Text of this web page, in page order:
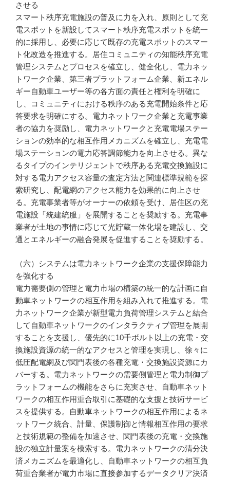
させる
スマート秩序充電施設の普及に力を入れ、原則として充
電スポットを新設してスマート秩序充電スポットを統一
的に採用し、必要に応じて既存の充電スポットのスマー
ト化改造を推進する。居住コミュニティの知能秩序充電
管理システムとプロセスを確立し、健全化し、電力ネッ
トワーク企業、第三者プラットフォーム企業、新エネル
ギー自動車ユーザー等の各方面の責任と権利を明確に
し、コミュニティにおける秩序のある充電開始条件と応
答要求を明確にする。電力ネットワーク企業と充電事業
者の協力を奨励し、電力ネットワークと充電電場ステー
ションの効率的な相互作用メカニズムを確立し、充電電
場ステーションの電力応答調節能力を向上させる。異な
るタイプのインテリジェントで秩序ある充電交換施設に
対する電力アクセス容量の査定方法と関連標準規範を探
索研究し、配電網のアクセス能力を効果的に向上させ
る。充電事業者等がオーナーの依頼を受け、居住区の充
電施設「統建統服」を展開することを奨励する。充電事
業者が土地の事情に応じて光貯蔵一体化場を建設し、交
通とエネルギーの融合発展を促進することを奨励する。
（六）システムは電力ネットワーク企業の支援保障能力
を強化する
電力需要側の管理と電力市場の構築の統一的な計画に自
動車ネットワークの相互作用を組み入れて推進する。電
力ネットワーク企業が新型電力負荷管理システムと結合
して自動車ネットワークのインタラクティブ管理を展開
することを支援し、優先的に10千ボルト以上の充電・交
換施設資源の統一的なアクセスと管理を実現し、徐々に
低圧配電網及び関門表後の各種充電・交換施設資源にカ
バーする。電力ネットワークの需要側管理と電力制御プ
ラットフォームの機能をさらに充実させ、自動車ネット
ワークの相互作用重合取引に基礎的な支援と技術サービ
スを提供する。自動車ネットワークの相互作用によるネ
ットワーク統合、計量、保護制御と情報相互作用の要求
と技術規範の整備を加速させ、関門表後の充電・交換施
設の独立計量案を模索する。電力ネットワークの清分決
済メカニズムを最適化し、自動車ネットワークの相互負
荷重合業者が電力市場に直接参加するデータクリア決済